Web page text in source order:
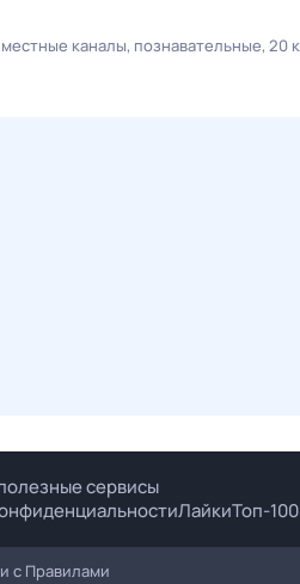
местные каналы познавательные 20
сервисы
ЛайкиТоп-100
с Правилами